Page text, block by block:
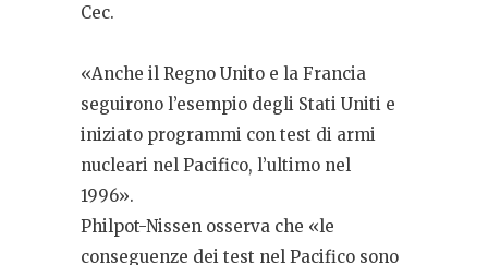
Cec.
«Anche il Regno Unito e la Francia
seguirono l’esempio degli Stati Uniti e
iniziato programmi con test di armi
nucleari nel Pacifico, l’ultimo nel
1996».
Philpot-Nissen osserva che «le
conseguenze dei test nel Pacifico sono